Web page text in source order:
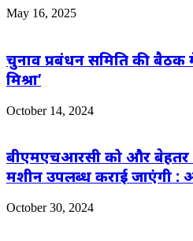
May 16, 2025
चुनाव प्रबंधन समिति की बैठक
मिश्रा’
October 14, 2024
बीएमएचआरसी को और
मशीन उपलब्ध कराई जाएंगी :
October 30, 2024